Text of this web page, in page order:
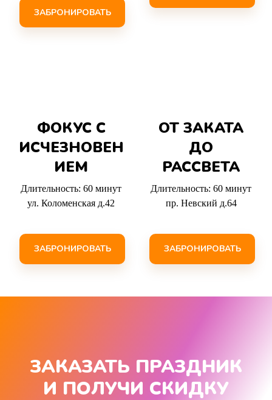
ЗАБРОНИРОВАТЬ
ФОКУС С
ИСЧЕЗНОВЕН
ИЕМ
Длительность: 60 минут
ул. Коломенская д.42
ЗАБРОНИРОВАТЬ
ОТ ЗАКАТА
ДО
РАССВЕТА
Длительность: 60 минут
пр. Невский д.64
ЗАБРОНИРОВАТЬ
ЗАКАЗАТЬ ПРАЗДНИК
И ПОЛУЧИ СКИДКУ